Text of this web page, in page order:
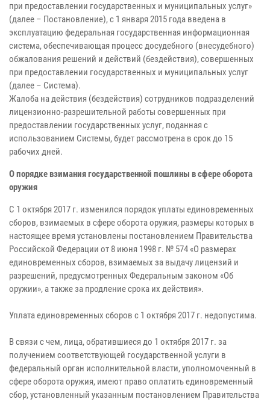
при предоставлении государственных и муниципальных услуг»
(далее – Постановление), с 1 января 2015 года введена в
эксплуатацию федеральная государственная информационная
система, обеспечивающая процесс досудебного (внесудебного)
обжалования решений и действий (бездействия), совершенных
при предоставлении государственных и муниципальных услуг
(далее – Система).
Жалоба на действия (бездействия) сотрудников подразделений
лицензионно-разрешительной работы совершенных при
предоставлении государственных услуг, поданная с
использованием Системы, будет рассмотрена в срок до 15
рабочих дней.
О порядке взимания государственной пошлины в сфере оборота
оружия
С 1 октября 2017 г. изменился порядок уплаты единовременных
сборов, взимаемых в сфере оборота оружия, размеры которых в
настоящее время установлены постановлением Правительства
Российской Федерации от 8 июня 1998 г. № 574 «О размерах
единовременных сборов, взимаемых за выдачу лицензий и
разрешений, предусмотренных Федеральным законом «Об
оружии», а также за продление срока их действия».
Уплата единовременных сборов с 1 октября 2017 г. недопустима.
В связи с чем, лица, обратившиеся до 1 октября 2017 г. за
получением соответствующей государственной услуги в
федеральный орган исполнительной власти, уполномоченный в
сфере оборота оружия, имеют право оплатить единовременный
сбор, установленный указанным постановлением Правительства